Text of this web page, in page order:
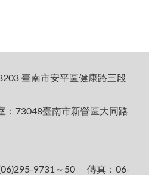
臺南市安平區健康路三段
：73048臺南市新營區大同路
9731～50 傳真：06-